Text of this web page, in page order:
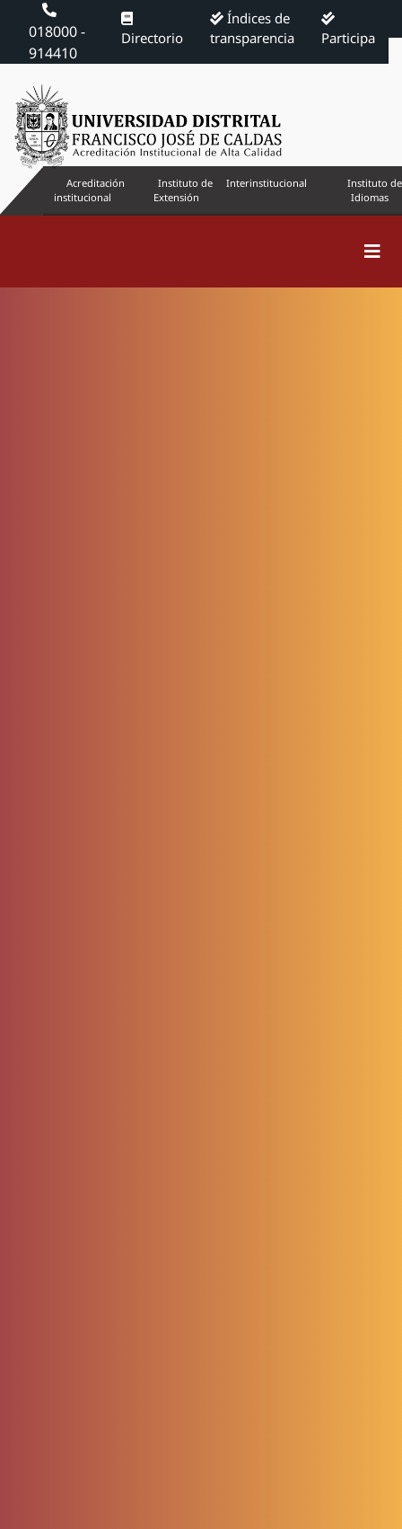
018000 -
914410
Directorio
Índices de
transparencia
Participa
Acreditación
institucional
Instituto de
Extensión
Interinstitucional
Instituto de
Idiomas